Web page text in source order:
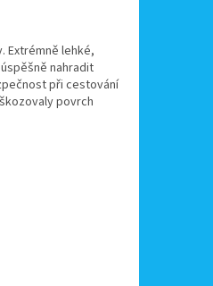
Extrémně lehké,
nahradit
při cestování
povrch